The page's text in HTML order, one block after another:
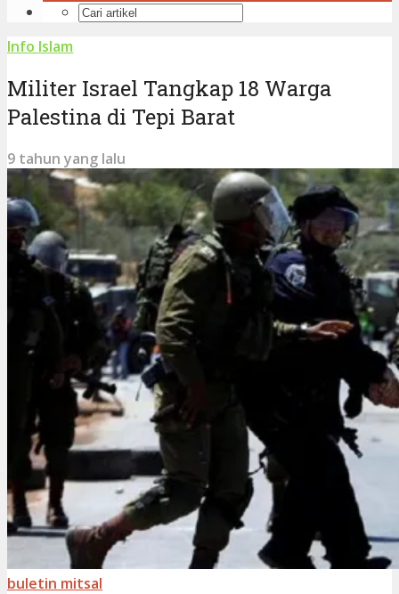
Info Islam
Militer Israel Tangkap 18 Warga
Palestina di Tepi Barat
9 tahun yang lalu
buletin mitsal